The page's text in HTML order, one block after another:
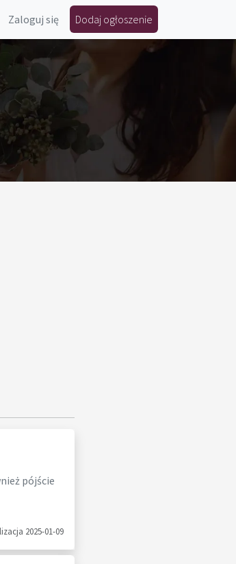
Zaloguj się Dodaj ogłoszenie
pójście
2025-01-09